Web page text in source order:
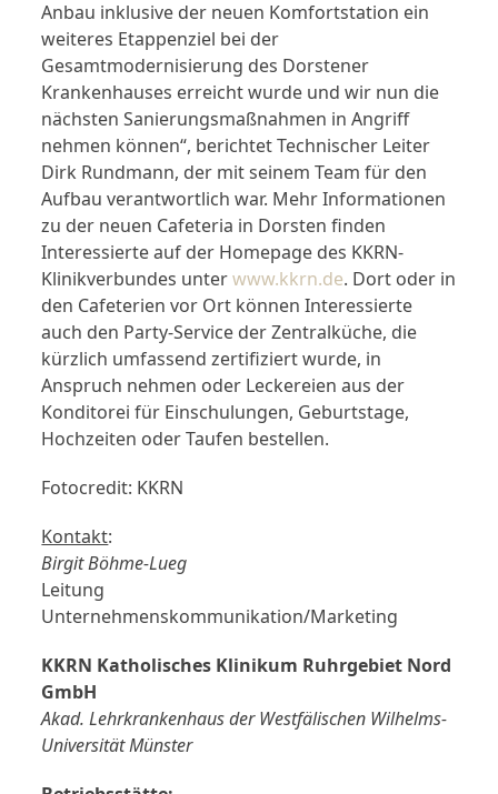
Anbau inklusive der neuen Komfortstation ein
weiteres Etappenziel bei der
Gesamtmodernisierung des Dorstener
Krankenhauses erreicht wurde und wir nun die
nächsten Sanierungsmaßnahmen in Angriff
nehmen können“, berichtet Technischer Leiter
Dirk Rundmann, der mit seinem Team für den
Aufbau verantwortlich war. Mehr Informationen
zu der neuen Cafeteria in Dorsten finden
Interessierte auf der Homepage des KKRN-
Klinikverbundes unterwww.kkrn.de. Dort oder in
den Cafeterien vor Ort können Interessierte
auch den Party-Service der Zentralküche, die
kürzlich umfassend zertifiziert wurde, in
Anspruch nehmen oder Leckereien aus der
Konditorei für Einschulungen, Geburtstage,
Hochzeiten oder Taufen bestellen.
Fotocredit: KKRN
Kontakt:
Birgit Böhme-Lueg
Leitung
Unternehmenskommunikation/Marketing
KKRN Katholisches Klinikum Ruhrgebiet Nord
GmbH
Akad. Lehrkrankenhaus der Westfälischen Wilhelms-
Universität Münster